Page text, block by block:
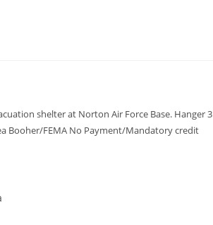
shelter at Norton Air Force Base. Hanger 3
Booher/FEMA No Payment/Mandatory credit